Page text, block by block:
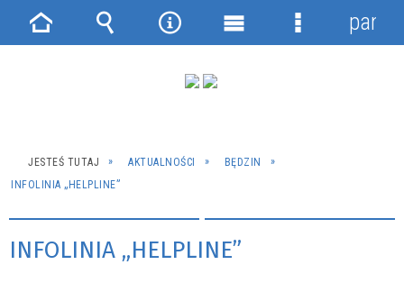
JESTEŚ TUTAJ AKTUALNOŚCI
BĘDZIN
INFOLINIA „HELPLINE”
INFOLINIA „HELPLINE”
Strona Wyszukiwarka
NarzędziaMenu
Menu
panel